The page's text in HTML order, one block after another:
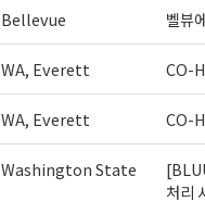
Bellevue 벨뷰
WA, Everett CO-
WA, Everett CO-
Washington State
처리